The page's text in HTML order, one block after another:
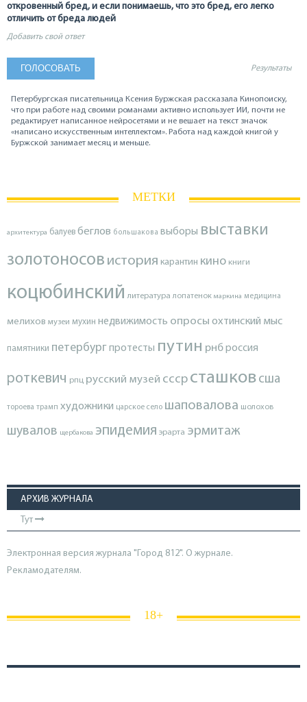
откровенный бред, и если понимаешь, что это бред, его легко
отличить от бреда людей
Добавить свой ответ
Результаты
Петербургская писательница Ксения Буржская рассказала Кинопоиску,
что при работе над своими романами активно использует ИИ, почти не
редактирует написанное нейросетями и не вешает на текст значок
«написано искусственным интеллектом». Работа над каждой книгой у
Буржской занимает месяц и меньше.
МЕТКИ
архитектура балуев беглов большакова выборы выставки
золотоносов история карантин кино книги
коцюбинский литература лопатенок маркина медицина
мелихов музеи мухин недвижимость опросы охтинский мыс
памятники петербургпротесты путин рнброссия
роткевич рпц русский музей ссср сташков сша
тороева трамп художники царское село шаповалова шолохов
шувалов щербакова эпидемия эрарта эрмитаж
АРХИВ ЖУРНАЛА
Тут
Электронная версия журнала "Город 812". О журнале.
Рекламодателям.
18+